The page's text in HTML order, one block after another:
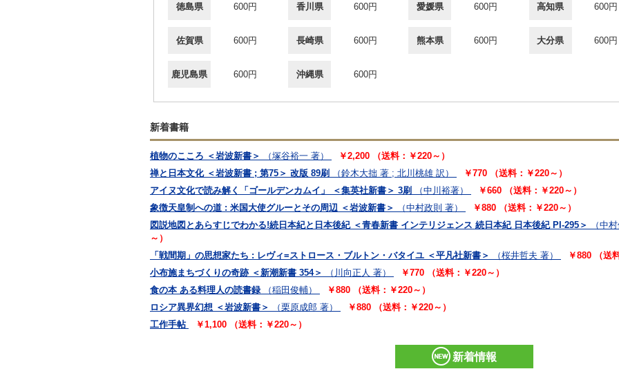
徳島県 600円 香川県 600円 愛媛県 600円 高知県 600円
佐賀県 600円 長崎県 600円 熊本県 600円 大分県 600円
鹿児島県 600円 沖縄県 600円
新着書籍
植物のこころ ＜岩波新書＞ （塚谷裕一 著）
￥2,200 （送料：￥220～）
禅と日本文化 ＜岩波新書 ; 第75＞ 改版 89刷
（鈴木大拙 著 ; 北川桃雄 訳）
￥770 （送料：￥220～）
アイヌ文化で読み解く「ゴールデンカムイ」 ＜集英社新書＞ 3刷
（中川裕著）
￥660 （送料：￥220～）
象徴天皇制への道 : 米国大使グルーとその周辺 ＜岩波新書＞
（中村政則 著）
￥880 （送料：￥220～）
図説地図とあらすじでわかる!続日本紀と日本後紀 ＜青春新書 インテリジェンス 続日本紀 日本後紀 PI-295＞
（中
～）
「戦間期」の思想家たち : レヴィ=ストロース・ブルトン・バタイユ ＜平凡社新書＞
（桜井哲夫 著）
￥880 （送
小布施まちづくりの奇跡 ＜新潮新書 354＞
（川向正人 著）
￥770 （送料：￥220～）
食の本 ある料理人の読書録
（稲田俊輔）
￥880 （送料：￥220～）
ロシア異界幻想 ＜岩波新書＞
（栗原成郎 著）
￥880 （送料：￥220～）
工作手帖
￥1,100 （送料：￥220～）
新着情報